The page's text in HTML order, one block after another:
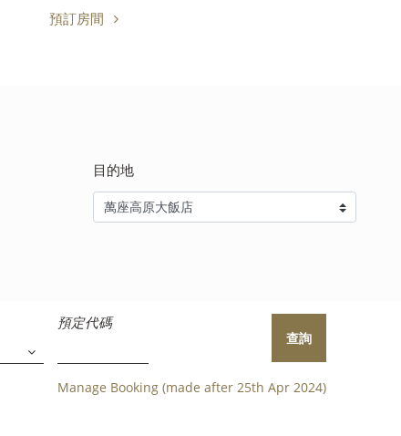
預定代碼
查詢
Manage Booking (made after 25th Apr 2024)
預訂房間
目的地